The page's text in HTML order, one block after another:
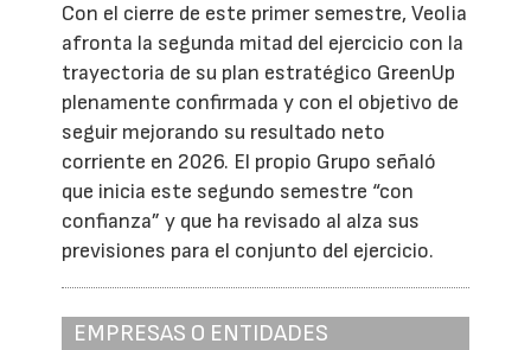
Con el cierre de este primer semestre, Veolia
afronta la segunda mitad del ejercicio con la
trayectoria de su plan estratégico GreenUp
plenamente confirmada y con el objetivo de
seguir mejorando su resultado neto
corriente en 2026. El propio Grupo señaló
que inicia este segundo semestre “con
confianza” y que ha revisado al alza sus
previsiones para el conjunto del ejercicio.
EMPRESAS O ENTIDADES